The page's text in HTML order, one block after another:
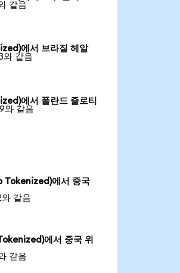
같음
에서 브라질 헤알
와 같음
에서 폴란드 즐로티
와 같음
에서 중국
같음
에서 중국 위
같음